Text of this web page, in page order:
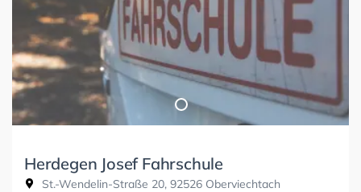
Herdegen Josef Fahrschule
St.-Wendelin-Straße 20, 92526 Oberviechtach